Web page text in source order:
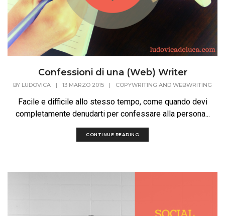
Confessioni di una (Web) Writer
BY LUDOVICA | 13 MARZO 2015 | COPYWRITING AND WEBWRITING
Facile e difficile allo stesso tempo, come quando devi
completamente denudarti per confessare alla persona...
CONTINUE READING